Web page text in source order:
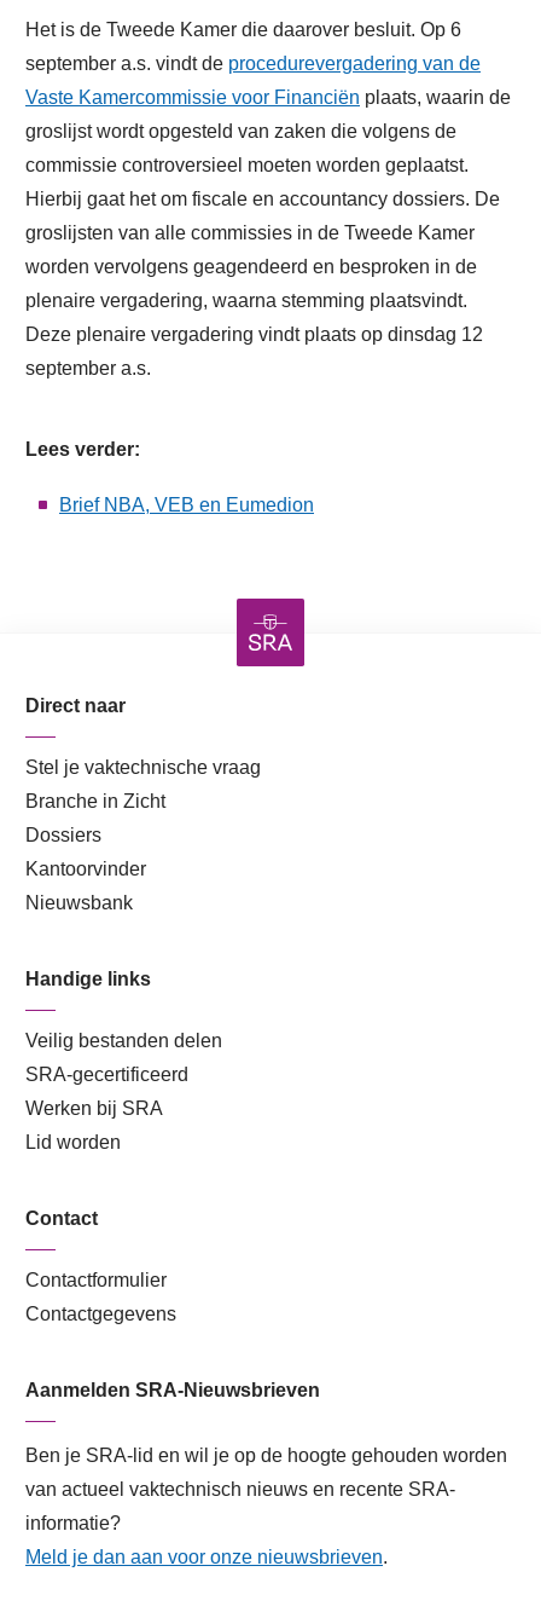
Het is de Tweede Kamer die daarover besluit. Op 6
september a.s. vindt de procedurevergadering van de
Vaste Kamercommissie voor Financiën plaats, waarin de
groslijst wordt opgesteld van zaken die volgens de
commissie controversieel moeten worden geplaatst.
Hierbij gaat het om fiscale en accountancy dossiers. De
groslijsten van alle commissies in de Tweede Kamer
worden vervolgens geagendeerd en besproken in de
plenaire vergadering, waarna stemming plaatsvindt.
Deze plenaire vergadering vindt plaats op dinsdag 12
september a.s.
Lees verder:
Brief NBA, VEB en Eumedion
Direct naar
Stel je vaktechnische vraag
Branche in Zicht
Dossiers
Kantoorvinder
Nieuwsbank
Handige links
Veilig bestanden delen
SRA-gecertificeerd
Werken bij SRA
Lid worden
Contact
Contactformulier
Contactgegevens
Aanmelden SRA-Nieuwsbrieven
Ben je SRA-lid en wil je op de hoogte gehouden worden
van actueel vaktechnisch nieuws en recente SRA-
informatie?
Meld je dan aan voor onze nieuwsbrieven.